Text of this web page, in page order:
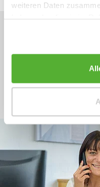
weiteren Daten
Sie haben
+49 (0)4244 965 34